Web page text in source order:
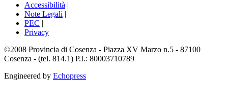
Accessibilità |
Note Legali |
PEC |
Privacy
©2008 Provincia di Cosenza - Piazza XV Marzo n.5 - 87100
Cosenza - (tel. 814.1) P.I.: 80003710789
Engineered by Echopress